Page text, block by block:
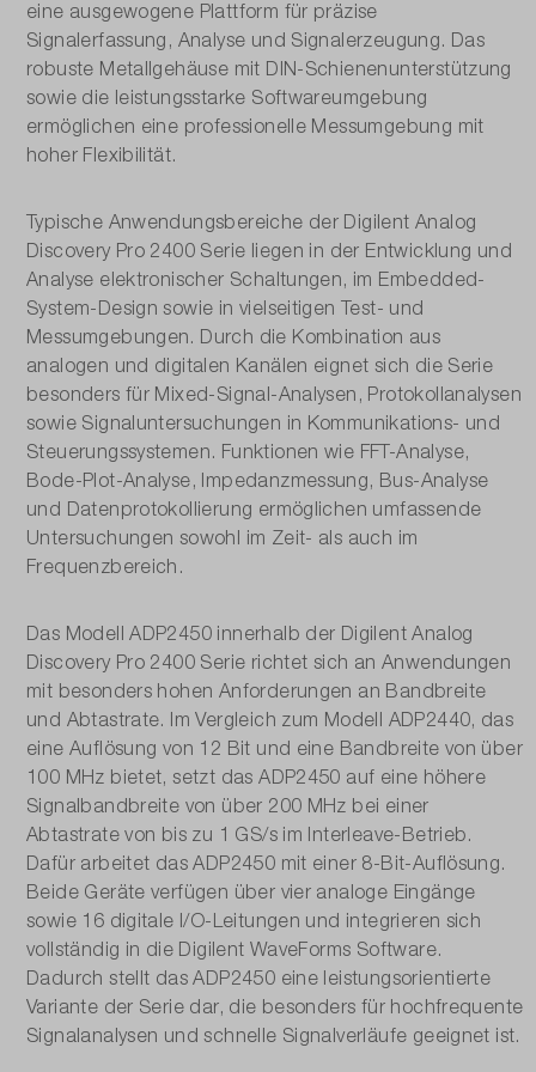
eine ausgewogene Plattform für präzise
Signalerfassung, Analyse und Signal­erzeugung. Das
robuste Metallgehäuse mit DIN-Schienenunterstützung
sowie die leistungsstarke Softwareumgebung
ermöglichen eine professionelle Messumgebung mit
hoher Flexibilität.
Typische Anwendungsbereiche der Digilent Analog
Discovery Pro 2400 Serie liegen in der Entwicklung und
Analyse elektronischer Schaltungen, im Embedded-
System-Design sowie in vielseitigen Test- und
Messumgebungen. Durch die Kombination aus
analogen und digitalen Kanälen eignet sich die Serie
besonders für Mixed-Signal-Analysen, Protokollanalysen
sowie Signaluntersuchungen in Kommunikations- und
Steuerungssystemen. Funktionen wie FFT-Analyse,
Bode-Plot-Analyse, Impedanzmessung, Bus-Analyse
und Datenprotokollierung ermöglichen umfassende
Untersuchungen sowohl im Zeit- als auch im
Frequenzbereich.
Das Modell ADP2450 innerhalb der Digilent Analog
Discovery Pro 2400 Serie richtet sich an Anwendungen
mit besonders hohen Anforderungen an Bandbreite
und Abtastrate. Im Vergleich zum Modell ADP2440, das
eine Auflösung von 12 Bit und eine Bandbreite von über
100 MHz bietet, setzt das ADP2450 auf eine höhere
Signalbandbreite von über 200 MHz bei einer
Abtastrate von bis zu 1 GS/s im Interleave-Betrieb.
Dafür arbeitet das ADP2450 mit einer 8-Bit-Auflösung.
Beide Geräte verfügen über vier analoge Eingänge
sowie 16 digitale I/O-Leitungen und integrieren sich
vollständig in die Digilent WaveForms Software.
Dadurch stellt das ADP2450 eine leistungsorientierte
Variante der Serie dar, die besonders für hochfrequente
Signalanalysen und schnelle Signalverläufe geeignet ist.